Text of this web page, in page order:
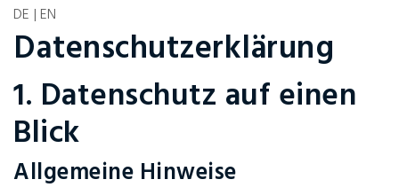
DE | EN
Datenschutzerklärung
1. Datenschutz auf einen
Blick
Allgemeine Hinweise